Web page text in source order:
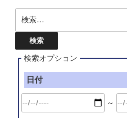
シ
ョ
ン
索:
検索オプション
日付
～